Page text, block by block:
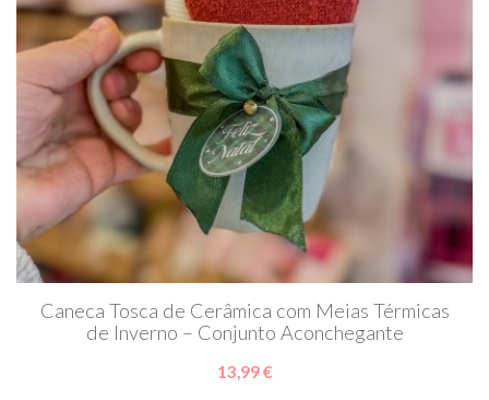
Caneca Tosca de Cerâmica com Meias Térmicas
de Inverno – Conjunto Aconchegante
13,99 €